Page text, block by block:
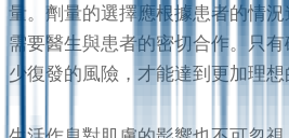
量。劑量的選擇應根據患者的情
需要醫生與患者的密切合作。只
少復發的風險，才能達到更加理想